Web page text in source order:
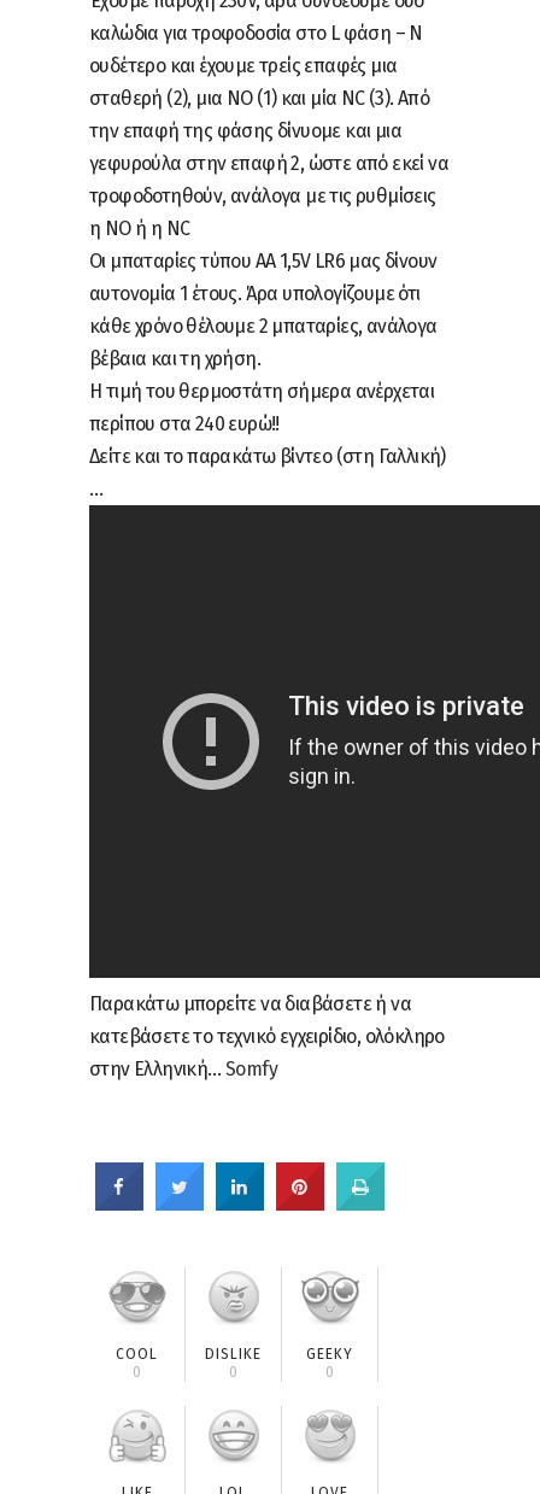
καλώδια για τροφοδοσία στο L φάση – Ν
ουδέτερο και έχουμε τρείς επαφές μια
σταθερή (2), μια NO (1) και μία NC (3). Από
την επαφή της φάσης δίνυομε και μια
γεφυρούλα στην επαφή 2, ώστε από εκεί να
τροφοδοτηθούν, ανάλογα με τις ρυθμίσεις
η ΝΟ ή η NC
Οι μπαταρίες τύπου ΑΑ 1,5V LR6 μας δίνουν
αυτονομία 1 έτους. Άρα υπολογίζουμε ότι
κάθε χρόνο θέλουμε 2 μπαταρίες, ανάλογα
βέβαια και τη χρήση.
Η τιμή του θερμοστάτη σήμερα ανέρχεται
περίπου στα 240 ευρώ!!
Δείτε και το παρακάτω βίντεο (στη Γαλλική)
…
Παρακάτω μπορείτε να διαβάσετε ή να
κατεβάσετε το τεχνικό εγχειρίδιο, ολόκληρο
στην Ελληνική… Somfy
COOL
0
DISLIKE
0
GEEKY
0